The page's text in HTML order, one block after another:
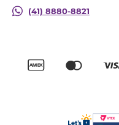
(41) 8880-8821